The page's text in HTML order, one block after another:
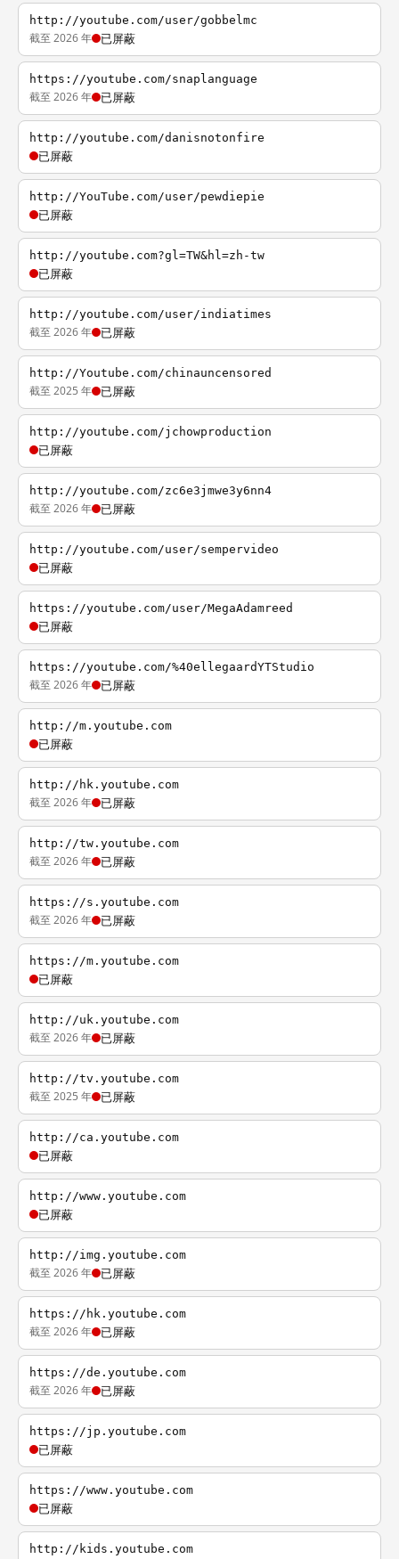
http://youtube.com/user/gobbelmc
截至 2026 年 已屏蔽
https://youtube.com/snaplanguage
截至 2026 年 已屏蔽
http://youtube.com/danisnotonfire
已屏蔽
http://YouTube.com/user/pewdiepie
已屏蔽
http://youtube.com?gl=TW&hl=zh-tw
已屏蔽
http://youtube.com/user/indiatimes
截至 2026 年 已屏蔽
http://Youtube.com/chinauncensored
截至 2025 年 已屏蔽
http://youtube.com/jchowproduction
已屏蔽
http://youtube.com/zc6e3jmwe3y6nn4
截至 2026 年 已屏蔽
http://youtube.com/user/sempervideo
已屏蔽
https://youtube.com/user/MegaAdamreed
已屏蔽
https://youtube.com/%40ellegaardYTStudio
截至 2026 年 已屏蔽
http://m.youtube.com
已屏蔽
http://hk.youtube.com
截至 2026 年 已屏蔽
http://tw.youtube.com
截至 2026 年 已屏蔽
https://s.youtube.com
截至 2026 年 已屏蔽
https://m.youtube.com
已屏蔽
http://uk.youtube.com
截至 2026 年 已屏蔽
http://tv.youtube.com
截至 2025 年 已屏蔽
http://ca.youtube.com
已屏蔽
http://www.youtube.com
已屏蔽
http://img.youtube.com
截至 2026 年 已屏蔽
https://hk.youtube.com
截至 2026 年 已屏蔽
https://de.youtube.com
截至 2026 年 已屏蔽
https://jp.youtube.com
已屏蔽
https://www.youtube.com
已屏蔽
http://kids.youtube.com